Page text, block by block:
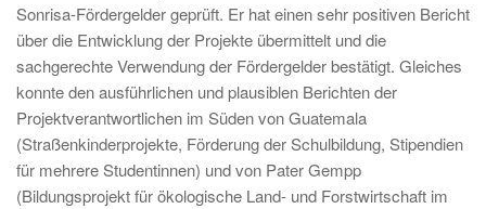
Sonrisa-Fördergelder geprüft. Er hat einen sehr positiven Bericht
über die Entwicklung der Projekte übermittelt und die
sachgerechte Verwendung der Fördergelder bestätigt. Gleiches
konnte den ausführlichen und plausiblen Berichten der
Projektverantwortlichen im Süden von Guatemala
(Straßenkinderprojekte, Förderung der Schulbildung, Stipendien
für mehrere Studentinnen) und von Pater Gempp
(Bildungsprojekt für ökologische Land- und Forstwirtschaft im